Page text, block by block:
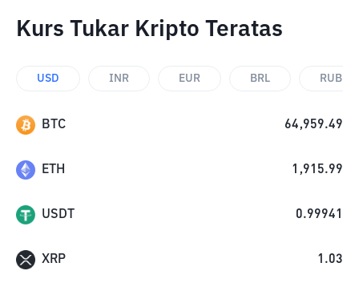
Kurs Tukar Kripto Teratas
USD INR EUR BRL RUB
BTC 64,959.49
ETH 1,915.99
USDT 0.99941
XRP 1.03